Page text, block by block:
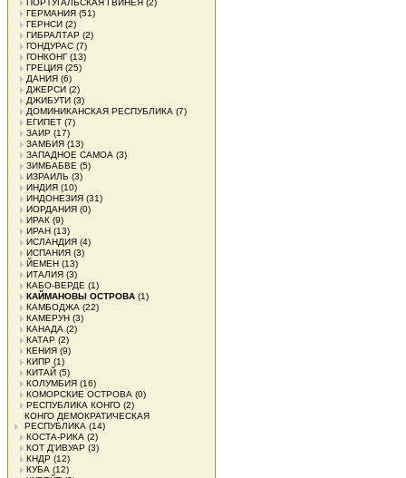
ПОРТУГАЛЬСКАЯ ГВИНЕЯ (2)
ГЕРМАНИЯ (51)
ГЕРНСИ (2)
ГИБРАЛТАР (2)
ГОНДУРАС (7)
ГОНКОНГ(13)
ГРЕЦИЯ (25)
ДАНИЯ (6)
ДЖЕРСИ (2)
ДЖИБУТИ (3)
ДОМИНИКАНСКАЯ РЕСПУБЛИКА (7)
ЕГИПЕТ (7)
ЗАИР (17)
ЗАМБИЯ (13)
ЗАПАДНОЕ САМОА (3)
ЗИМБАБВЕ (5)
ИЗРАИЛЬ (3)
ИНДИЯ (10)
ИНДОНЕЗИЯ (31)
ИОРДАНИЯ (0)
ИРАК (9)
ИРАН (13)
ИСЛАНДИЯ (4)
ИСПАНИЯ (3)
ЙЕМЕН (13)
ИТАЛИЯ (3)
КАБО-ВЕРДЕ (1)
КАЙМАНОВЫ ОСТРОВА (1)
КАМБОДЖА (22)
КАМЕРУН (3)
КАНАДА (2)
КАТАР (2)
КЕНИЯ (9)
КИПР (1)
КИТАЙ (5)
КОЛУМБИЯ (16)
КОМОРСКИЕ ОСТРОВА (0)
РЕСПУБЛИКА КОНГО (2)
КОНГО ДЕМОКРАТИЧЕСКАЯ
РЕСПУБЛИКА (14)
КОСТА-РИКА (2)
КОТ Д'ИВУАР (3)
КНДР (12)
КУБА (12)